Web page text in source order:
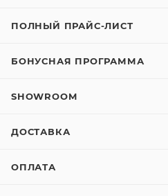
ПОЛНЫЙ ПРАЙС-ЛИСТ
БОНУСНАЯ ПРОГРАММА
SHOWROOM
ДОСТАВКА
ОПЛАТА